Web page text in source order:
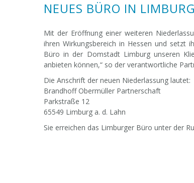
NEUES BÜRO IN LIMBURG
Mit der Eröffnung einer weiteren
ihren Wirkungsbereich in Hessen und setzt
Büro in der Domstadt Limburg unseren
anbieten können,“ so der verantwortliche
Die Anschrift der neuen Niederlassung lautet:
Brandhoff Obermüller Partnerschaft
Parkstraße 12
65549 Limburg a. d. Lahn
Sie erreichen das Limburger Büro unter der